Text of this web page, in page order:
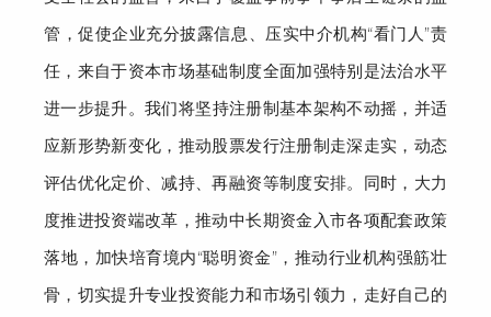
管，促使企业充分披露信息 、 压实中介机构 “看门人”责
任，来自于资本市场基础制度全面加强特别是法治水平
进一步提升。我们将坚持注册制基本架构不动摇 ， 并适
应新形势新变化，推动股票发行注册制走深走实，动态
评估优化定价、减持、再融资等制度安排。同时，大力
度推进投资端改革，推动中长期资金入市各项配套政策
落地，加快培育境内 “聪明资金”，推动行业机构强筋壮
骨，切实提升专业投资能力和市场引领力，走好自己的